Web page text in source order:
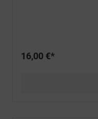
16,00 €*